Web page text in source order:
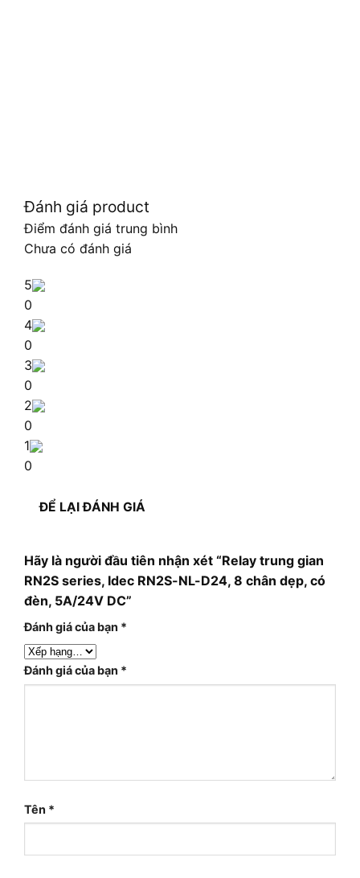
Đánh giá product
Điểm đánh giá trung bình
Chưa có đánh giá
5
0
4
0
3
0
2
0
1
0
ĐỂ LẠI ĐÁNH GIÁ
Hãy là người đầu tiên nhận xét “Relay trung gian
RN2S series, Idec RN2S-NL-D24, 8 chân dẹp, có
đèn, 5A/24V DC”
Đánh giá của bạn *
Đánh giá của bạn *
Tên *